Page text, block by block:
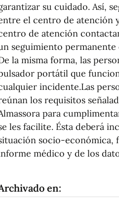
su cuidado. Así,
el centro de atención
de atención
seguimiento
la misma forma, las
portátil que
incidente.Las
los requisitos
para
les facilite. Ésta deberá
socio-económica,
médico y de los
en: